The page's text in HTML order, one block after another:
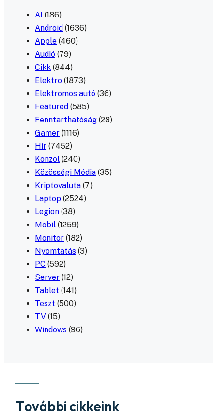
AI (186)
Android (1636)
Apple (460)
Audió (79)
Cikk (844)
Elektro (1873)
Elektromos autó (36)
Featured (585)
Fenntarthatóság (28)
Gamer (1116)
Hír (7452)
Konzol (240)
Közösségi Média (35)
Kriptovaluta (7)
Laptop (2524)
Legion (38)
Mobil (1259)
Monitor (182)
Nyomtatás (3)
PC (592)
Server (12)
Tablet (141)
Teszt (500)
TV (15)
Windows (96)
További cikkeink